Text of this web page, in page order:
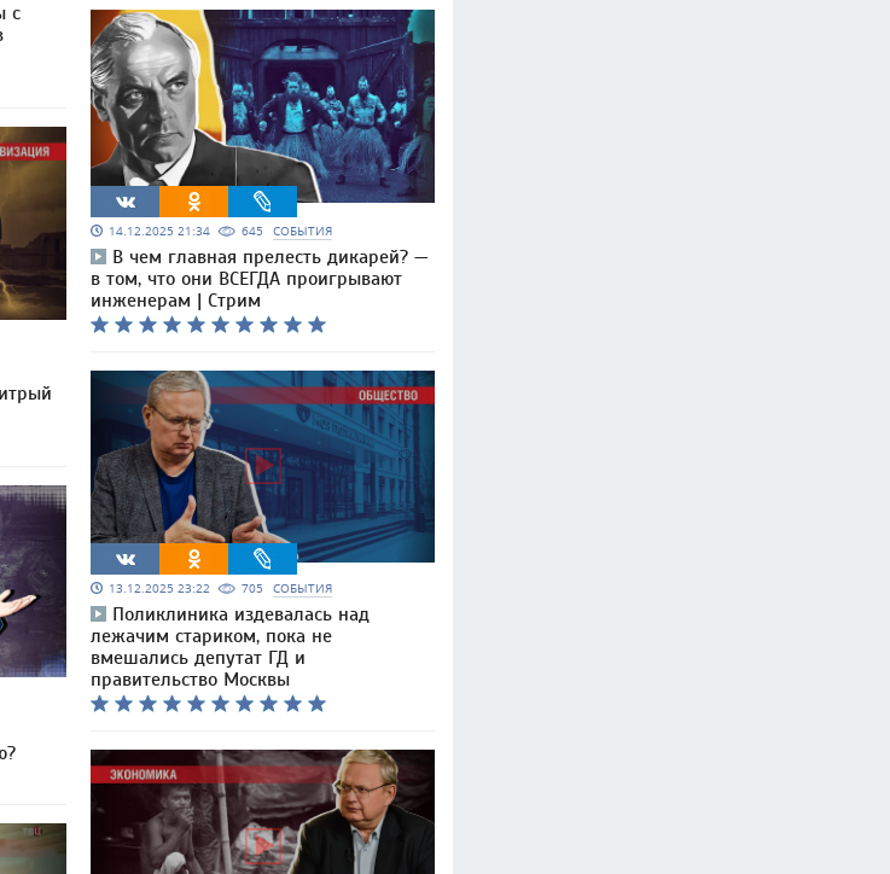
с
14.12.2025 21:34 645 СОБЫТИЯ
В чем главная прелесть дикарей? —
в том, что они ВСЕГДА проигрывают
инженерам | Стрим
13.12.2025 23:22 705 СОБЫТИЯ
Поликлиника издевалась над
лежачим стариком, пока не
вмешались депутат ГД и
правительство Москвы